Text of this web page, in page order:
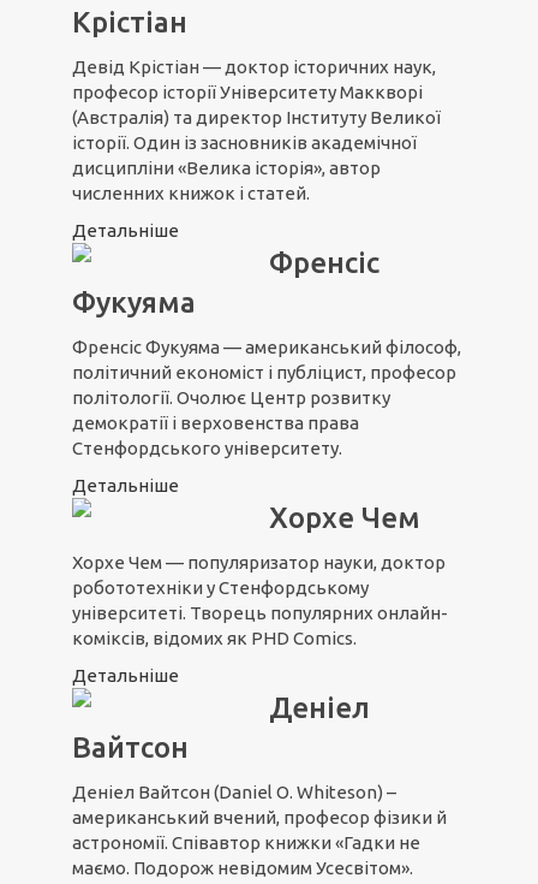
Крістіан
Девід Крістіан — доктор історичних наук,
професор історії Університету Маккворі
(Австралія) та директор Інституту Великої
історії. Один із засновників академічної
дисципліни «Велика історія», автор
численних книжок і статей.
Детальніше
Френсіс
Фукуяма
Френсіс Фукуяма — американський філософ,
політичний економіст і публіцист, професор
політології. Очолює Центр розвитку
демократії і верховенства права
Стенфордського університету.
Детальніше
Хорхе Чем
Хорхе Чем — популяризатор науки, доктор
робототехніки у Стенфордському
університеті. Творець популярних онлайн-
коміксів, відомих як PHD Comics.
Детальніше
Деніел
Вайтсон
Деніел Вайтсон (Daniel O. Whiteson) –
американський вчений, професор фізики й
астрономії. Співавтор книжки «Гадки не
маємо. Подорож невідомим Усесвітом».